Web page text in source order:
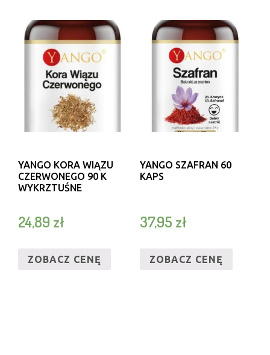
YANGO KORA WIĄZU
CZERWONEGO 90 K
WYKRZTUŚNE
24,89 zł
ZOBACZ CENĘ
YANGO SZAFRAN 60
KAPS
37,95 zł
ZOBACZ CENĘ